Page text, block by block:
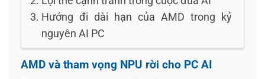
Hướng đi dài hạn của AMD trong kỷ
nguyên AI PC
AMD và tham vọng NPU rời cho PC AI